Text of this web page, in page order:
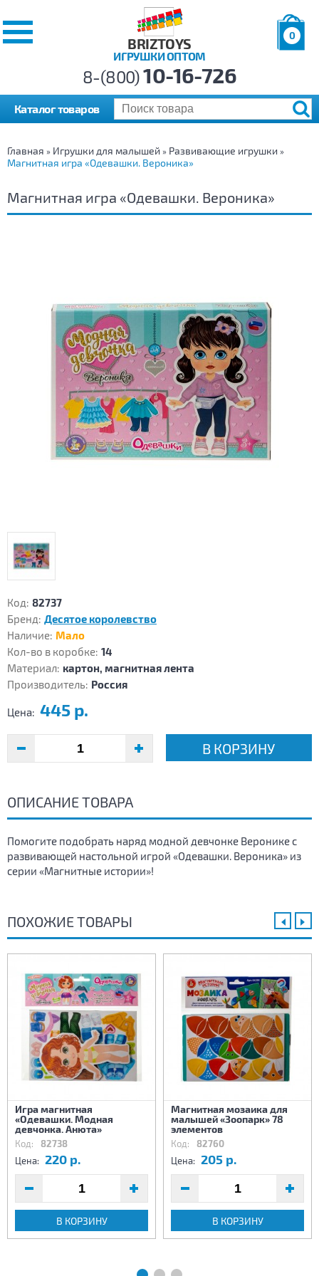
BRIZTOYS
ИГРУШКИ ОПТОМ
0
р.
8-(800)10-16-726
Каталог товаров
Главная » Игрушки для малышей » Развивающие игрушки »
Магнитная игра «Одевашки. Вероника»
Магнитная игра «Одевашки. Вероника»
Код: 82737
Бренд: Десятое королевство
Наличие: Мало
Кол-во в коробке: 14
Материал: картон, магнитная лента
Производитель: Россия
Цена: 445 р.
В КОРЗИНУ
ОПИСАНИЕ ТОВАРА
Помогите подобрать наряд модной девчонке Веронике с
развивающей настольной игрой «Одевашки. Вероника» из
серии «Магнитные истории»!
ПОХОЖИЕ ТОВАРЫ
Игра магнитная
«Одевашки. Модная
девчонка. Анюта»
Код: 82738
Цена: 220 р.
В КОРЗИНУ
Магнитная мозаика для
малышей «Зоопарк» 78
элементов
Код: 82760
Цена: 205 р.
В КОРЗИНУ